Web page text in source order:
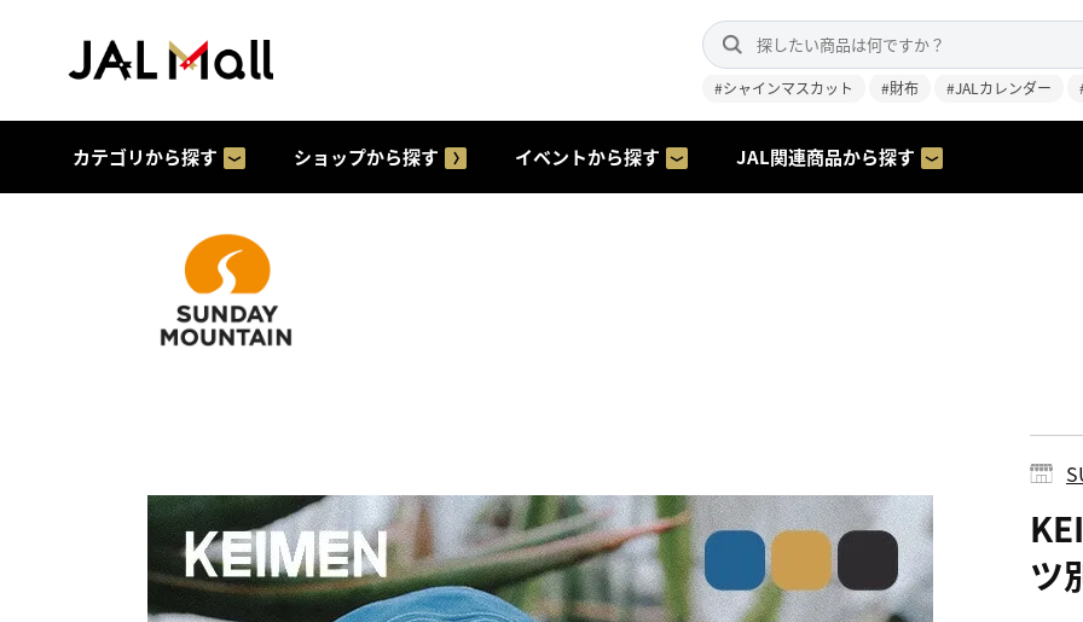
#シャインマスカット #財布 #JALカレンダー
カテゴリから探す ショップから探す イベントから探す JAL関連商品から探す
ツ